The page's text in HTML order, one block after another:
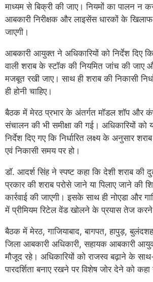
माध्यम से बिक्री की जाए। नियमों का पालन न
आबकारी निरीक्षक और लाइसेंस धारकों के खिलाफ
जाएगी।
आबकारी आयुक्त ने अधिकारियों को निर्देश दिए
वाली शराब के स्टॉक की नियमित जांच की जाए
मजबूत रखी जाए। साथ ही शराब की निकासी
ही होनी चाहिए।
बैठक में मेरठ प्रभार के अंतर्गत मॉडल शॉप और
संचालन की भी समीक्षा की गई। अधिकारियों
निर्देश दिए गए कि निर्धारित लक्ष्य के अनुसार
एवं निकासी समय पर हो।
डॉ. आदर्श सिंह ने स्पष्ट कहा कि देशी शराब की
प्रकार की शराब परोसे जाने या पिलाए जाने की
कार्रवाई की जाएगी। इसके साथ ही नोएडा और
में प्रीमियम रिटेल वेंड खोलने के प्रयास तेज करने
बैठक में मेरठ, गाजियाबाद, बागपत, हापुड़,
जिला आबकारी अधिकारी, सहायक आबकारी
मौजूद रहे। अधिकारियों को राजस्व बढ़ाने के
पारदर्शिता बनाए रखने पर विशेष जोर देने को कहा